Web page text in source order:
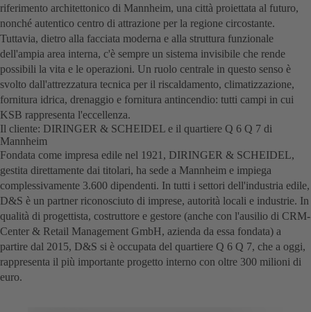
riferimento architettonico di Mannheim, una città proiettata al futuro,
nonché autentico centro di attrazione per la regione circostante.
Tuttavia, dietro alla facciata moderna e alla struttura funzionale
dell'ampia area interna, c'è sempre un sistema invisibile che rende
possibili la vita e le operazioni. Un ruolo centrale in questo senso è
svolto dall'attrezzatura tecnica per il riscaldamento, climatizzazione,
fornitura idrica, drenaggio e fornitura antincendio: tutti campi in cui
KSB rappresenta l'eccellenza.
Il cliente: DIRINGER & SCHEIDEL e il quartiere Q 6 Q 7 di
Mannheim
Fondata come impresa edile nel 1921, DIRINGER & SCHEIDEL,
gestita direttamente dai titolari, ha sede a Mannheim e impiega
complessivamente 3.600 dipendenti. In tutti i settori dell'industria edile,
D&S è un partner riconosciuto di imprese, autorità locali e industrie. In
qualità di progettista, costruttore e gestore (anche con l'ausilio di CRM-
Center & Retail Management GmbH, azienda da essa fondata) a
partire dal 2015, D&S si è occupata del quartiere Q 6 Q 7, che a oggi,
rappresenta il più importante progetto interno con oltre 300 milioni di
euro.